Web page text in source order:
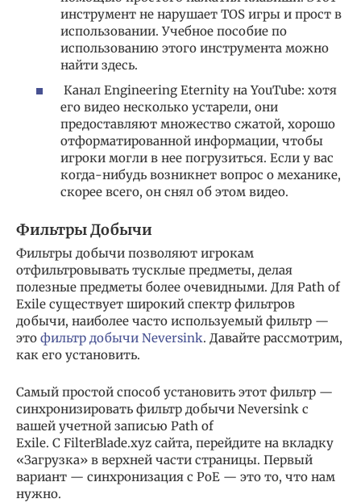
инструмент не нарушает TOS игры и прост в
использовании. Учебное пособие по
использованию этого инструмента можно
найти здесь.
Канал Engineering Eternity на YouTube: хотя
его видео несколько устарели, они
предоставляют множество сжатой, хорошо
отформатированной информации, чтобы
игроки могли в нее погрузиться. Если у вас
когда-нибудь возникнет вопрос о механике,
скорее всего, он снял об этом видео.
Фильтры Добычи
Фильтры добычи позволяют игрокам
отфильтровывать тусклые предметы, делая
полезные предметы более очевидными. Для Path of
Exile существует широкий спектр фильтров
добычи, наиболее часто используемый фильтр —
это фильтр добычи Neversink. Давайте рассмотрим,
как его установить.
Самый простой способ установить этот фильтр —
синхронизировать фильтр добычи Neversink с
вашей учетной записью Path of
Exile. С FilterBlade.xyz сайта, перейдите на вкладку
«Загрузка» в верхней части страницы. Первый
вариант — синхронизация с PoE — это то, что нам
нужно.